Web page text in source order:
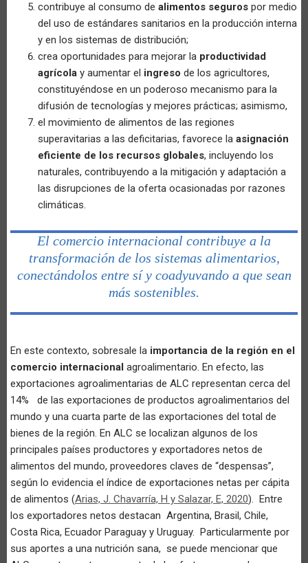
contribuye al consumo de alimentos seguros por medio
del uso de estándares sanitarios en la producción interna
y en los sistemas de distribución;
crea oportunidades para mejorar la productividad
agrícola y aumentar el ingreso de los agricultores,
constituyéndose en un poderoso mecanismo para la
difusión de tecnologías y mejores prácticas; asimismo,
el movimiento de alimentos de las regiones
superavitarias a las deficitarias, favorece la asignación
eficiente de los recursos globales, incluyendo los
naturales, contribuyendo a la mitigación y adaptación a
las disrupciones de la oferta ocasionadas por razones
climáticas.
El comercio internacional contribuye a la
transformación de los sistemas alimentarios,
conectándolos entre sí y coadyuvando a que sean
más sostenibles.
En este contexto, sobresale la importancia de la región en el
comercio internacional agroalimentario. En efecto, las
exportaciones agroalimentarias de ALC representan cerca del
14% de las exportaciones de productos agroalimentarios del
mundo y una cuarta parte de las exportaciones del total de
bienes de la región. En ALC se localizan algunos de los
principales países productores y exportadores netos de
alimentos del mundo, proveedores claves de “despensas”,
según lo evidencia el índice de exportaciones netas per cápita
de alimentos (Arias, J. Chavarría, H y Salazar, E, 2020). Entre
los exportadores netos destacan Argentina, Brasil, Chile,
Costa Rica, Ecuador Paraguay y Uruguay. Particularmente por
sus aportes a una nutrición sana, se puede mencionar que